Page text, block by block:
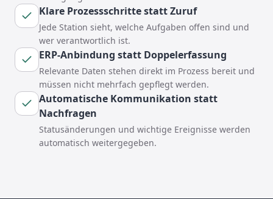
Klare Prozessschritte statt Zuruf
Jede Station sieht, welche Aufgaben offen sind und
wer verantwortlich ist.
ERP-Anbindung statt Doppelerfassung
Relevante Daten stehen direkt im Prozess bereit und
müssen nicht mehrfach gepflegt werden.
Automatische Kommunikation statt
Nachfragen
Statusänderungen und wichtige Ereignisse werden
automatisch weitergegeben.